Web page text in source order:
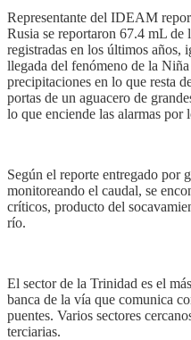
Representante del IDEAM
Rusia se reportaron 67.4 mL
registradas en los últimos años,
llegada del fenómeno de la
precipitaciones en lo que resta
portas de un aguacero de
lo que enciende las alarmas por
Según el reporte entregado por
monitoreando el caudal, se
críticos, producto del
río.
El sector de la Trinidad es el
banca de la vía que comunica
puentes. Varios sectores
terciarias.